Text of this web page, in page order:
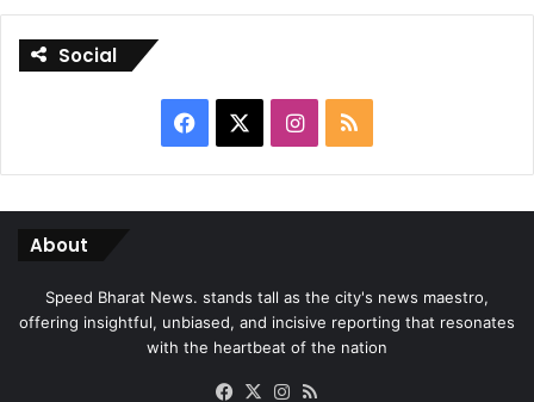
Social
Facebook Instagram
RSS
About
Speed Bharat News. stands tall as the city's news maestro,
offering insightful, unbiased, and incisive reporting that resonates
with the heartbeat of the nation
Facebook
X Instagram